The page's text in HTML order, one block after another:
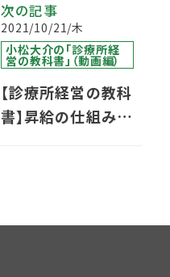
次の記事
2021/10/21/木
小松大介の「診療所経
営の教科書」（動画編）
【診療所経営の教科
書】昇給の仕組み